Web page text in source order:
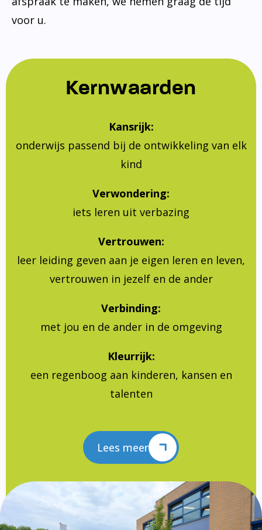
voor u.
Kernwaarden
Kansrijk:
onderwijs passend bij de ontwikkeling van elk
kind
Verwondering:
iets leren uit verbazing
Vertrouwen:
leer leiding geven aan je eigen leren en leven,
vertrouwen in jezelf en de ander
Verbinding:
met jou en de ander in de omgeving
Kleurrijk:
een regenboog aan kinderen, kansen en
talenten
Lees meer